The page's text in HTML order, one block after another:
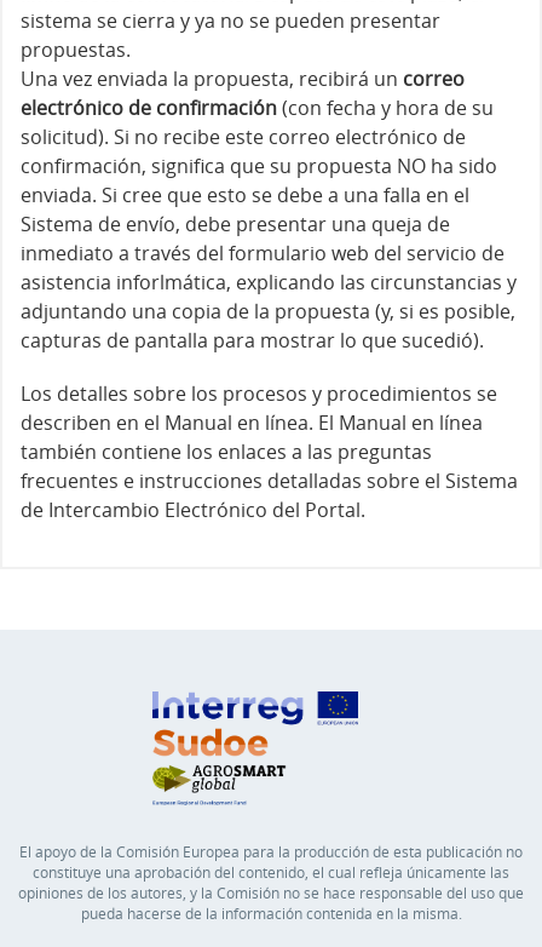
sistema se cierra y ya no se pueden presentar
propuestas.
Una vez enviada la propuesta, recibirá un correo
electrónico de confirmación(con fecha y hora de su
solicitud). Si no recibe este correo electrónico de
confirmación, significa que su propuesta NO ha sido
enviada. Si cree que esto se debe a una falla en el
Sistema de envío, debe presentar una queja de
inmediato a través del formulario web del servicio de
asistencia inforlmática, explicando las circunstancias y
adjuntando una copia de la propuesta (y, si es posible,
capturas de pantalla para mostrar lo que sucedió).
Los detalles sobre los procesos y procedimientos se
describen en el Manual en línea. El Manual en línea
también contiene los enlaces a las preguntas
frecuentes e instrucciones detalladas sobre el Sistema
de Intercambio Electrónico del Portal.
El apoyo de la Comisión Europea para la producción de esta publicación no
constituye una aprobación del contenido, el cual refleja únicamente las
opiniones de los autores, y la Comisión no se hace responsable del uso que
pueda hacerse de la información contenida en la misma.